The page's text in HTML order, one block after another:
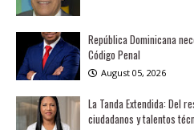
República Dominicana
Código Penal
August 05, 2026
La Tanda Extendida: Del
ciudadanos y talentos